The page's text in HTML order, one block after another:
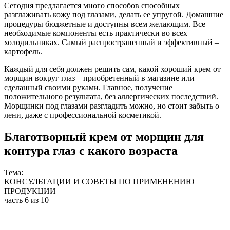
Сегодня предлагается много способов способных
разглаживать кожу под глазами, делать ее упругой. Домашние
процедуры бюджетные и доступны всем желающим. Все
необходимые компоненты есть практически во всех
холодильниках. Самый распространенный и эффективный –
картофель.
Каждый для себя должен решить сам, какой хороший крем от
морщин вокруг глаз – приобретенный в магазине или
сделанный своими руками. Главное, получение
положительного результата, без аллергических последствий.
Морщинки под глазами разгладить можно, но стоит забыть о
лени, даже с профессиональной косметикой.
Благотворный крем от морщин для
контура глаз с какого возраста
Тема:
КОНСУЛЬТАЦИИ И СОВЕТЫ ПО ПРИМЕНЕНИЮ
ПРОДУКЦИИ
часть 6 из 10